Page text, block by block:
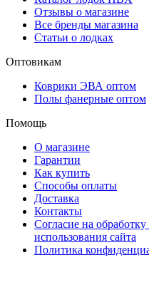
Отзывы о магазине
Все бренды магазина
Статьи о лодках
Оптовикам
Коврики ЭВА оптом
Полы фанерные оптом
Помощь
О магазине
Гарантии
Как купить
Способы оплаты
Доставка
Контакты
Согласие на
использования сайта
Политика